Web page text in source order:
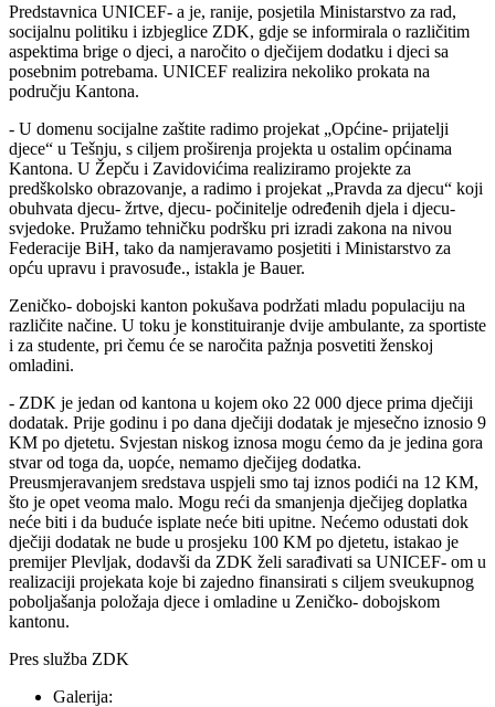
Predstavnica UNICEF- a je, ranije, posjetila Ministarstvo za rad,
socijalnu politiku i izbjeglice ZDK, gdje se informirala o različitim
aspektima brige o djeci, a naročito o dječijem dodatku i djeci sa
posebnim potrebama. UNICEF realizira nekoliko prokata na
području Kantona.
- U domenu socijalne zaštite radimo projekat „Općine- prijatelji
djece“ u Tešnju, s ciljem proširenja projekta u ostalim općinama
Kantona. U Žepču i Zavidovićima realiziramo projekte za
predškolsko obrazovanje, a radimo i projekat „Pravda za djecu“ koji
obuhvata djecu- žrtve, djecu- počinitelje određenih djela i djecu-
svjedoke. Pružamo tehničku podršku pri izradi zakona na nivou
Federacije BiH, tako da namjeravamo posjetiti i Ministarstvo za
opću upravu i pravosuđe., istakla je Bauer.
Zeničko- dobojski kanton pokušava podržati mladu populaciju na
različite načine. U toku je konstituiranje dvije ambulante, za sportiste
i za studente, pri čemu će se naročita pažnja posvetiti ženskoj
omladini.
- ZDK je jedan od kantona u kojem oko 22 000 djece prima dječiji
dodatak. Prije godinu i po dana dječiji dodatak je mjesečno iznosio 9
KM po djetetu. Svjestan niskog iznosa mogu ćemo da je jedina gora
stvar od toga da, uopće, nemamo dječijeg dodatka.
Preusmjeravanjem sredstava uspjeli smo taj iznos podići na 12 KM,
što je opet veoma malo. Mogu reći da smanjenja dječijeg doplatka
neće biti i da buduće isplate neće biti upitne. Nećemo odustati dok
dječiji dodatak ne bude u prosjeku 100 KM po djetetu, istakao je
premijer Plevljak, dodavši da ZDK želi sarađivati sa UNICEF- om u
realizaciji projekata koje bi zajedno finansirati s ciljem sveukupnog
poboljašanja položaja djece i omladine u Zeničko- dobojskom
kantonu.
Pres služba ZDK
Galerija: